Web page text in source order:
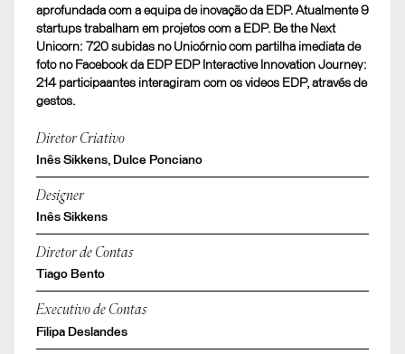
aprofundada com a equipa de inovação da EDP. Atualmente 9
startups trabalham em projetos com a EDP. Be the Next
Unicorn: 720 subidas no Unicórnio com partilha imediata de
foto no Facebook da EDP EDP Interactive Innovation Journey:
214 participaantes interagiram com os videos EDP, através de
gestos.
Diretor Criativo
Inês Sikkens, Dulce Ponciano
Designer
Inês Sikkens
Diretor de Contas
Tiago Bento
Executivo de Contas
Filipa Deslandes